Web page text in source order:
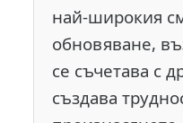
най-широкия
обновяване,
се съчетава с
създава